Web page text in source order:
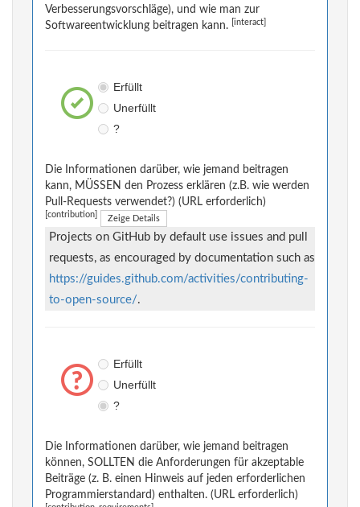
Verbesserungsvorschläge), und wie man zur
Softwareentwicklung beitragen kann.
[interact]
Erfüllt
Unerfüllt
?
Die Informationen darüber, wie jemand beitragen
kann, MÜSSEN den Prozess erklären (z.B. wie werden
Pull-Requests verwendet?) (URL erforderlich)
[contribution] Zeige Details
Projects on GitHub by default use issues and pull
requests, as encouraged by documentation such as
https://guides.github.com/activities/contributing-
to-open-source/.
Erfüllt
Unerfüllt
?
Die Informationen darüber, wie jemand beitragen
können, SOLLTEN die Anforderungen für akzeptable
Beiträge (z. B. einen Hinweis auf jeden erforderlichen
Programmierstandard) enthalten. (URL erforderlich)